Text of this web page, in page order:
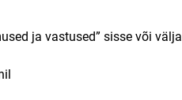
ja vastused” sisse või välja